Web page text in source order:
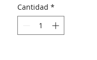
suave. Adaptado para
de lentes de contacto.
Beneficios:
Cantidad *